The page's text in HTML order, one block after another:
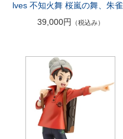
lves 不知火舞 桜嵐の舞、朱雀
39,000円
（税込み）